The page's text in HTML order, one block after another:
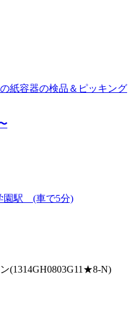
紙容器の検品＆ピッキング
園駅 (車で5分)
(1314GH0803G11★8-N)